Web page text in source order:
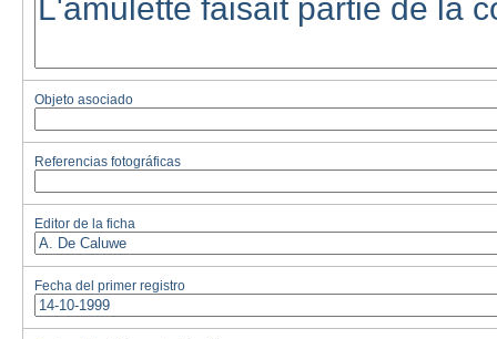
Objeto asociado
Referencias fotográficas
Editor de la ficha
Fecha del primer registro